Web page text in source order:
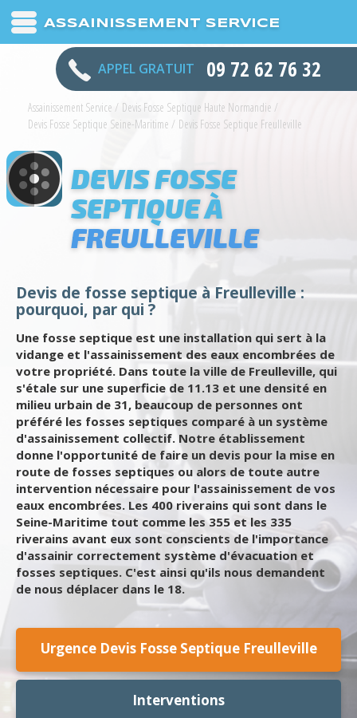
ASSAINISSEMENT SERVICE
APPEL GRATUIT 09 72 62 76 32
Assainissement Service / Devis Fosse Septique Haute Normandie /
Devis Fosse Septique Seine-Maritime / Devis Fosse Septique Freulleville
DEVIS FOSSE
SEPTIQUE À
FREULLEVILLE
Devis de fosse septique à Freulleville :
pourquoi, par qui ?
Une fosse septique est une installation qui sert à la
vidange et l'assainissement des eaux encombrées de
votre propriété. Dans toute la ville de Freulleville, qui
s'étale sur une superficie de 11.13 et une densité en
milieu urbain de 31, beaucoup de personnes ont
préféré les fosses septiques comparé à un système
d'assainissement collectif. Notre établissement
donne l'opportunité de faire un devis pour la mise en
route de fosses septiques ou alors de toute autre
intervention nécessaire pour l'assainissement de vos
eaux encombrées. Les 400 riverains qui sont dans le
Seine-Maritime tout comme les 355 et les 335
riverains avant eux sont conscients de l'importance
d'assainir correctement système d'évacuation et
fosses septiques. C'est ainsi qu'ils nous demandent
de nous déplacer dans le 18.
Urgence Devis Fosse Septique Freulleville
Interventions